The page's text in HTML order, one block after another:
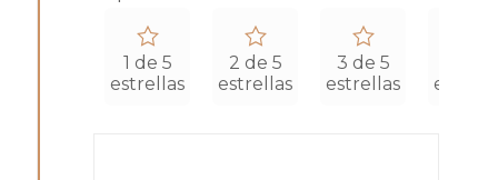
1 de 5
estrellas
2 de 5
estrellas
3 de 5
estrellas